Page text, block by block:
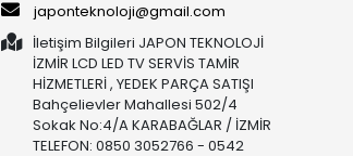
japonteknoloji@gmail.com
İletişim Bilgileri JAPON TEKNOLOJİ
İZMİR LCD LED TV SERVİS TAMİR
HİZMETLERİ , YEDEK PARÇA SATIŞI
Bahçelievler Mahallesi 502/4
Sokak No:4/A KARABAĞLAR / İZMİR
TELEFON: 0850 3052766 - 0542